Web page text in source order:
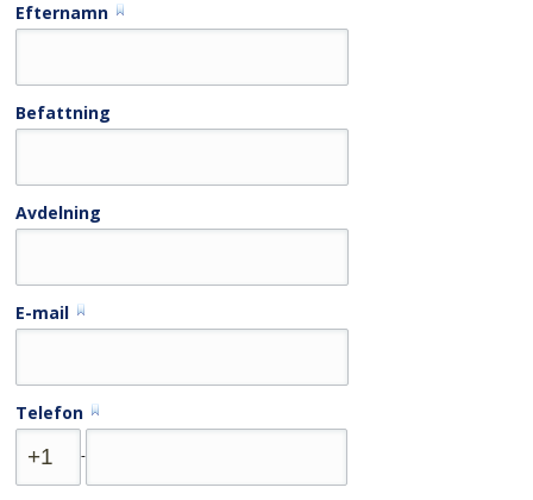
Efternamn
Befattning
Avdelning
E-mail
Telefon
-